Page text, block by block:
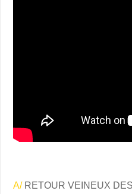
A/RETOUR VEINEUX